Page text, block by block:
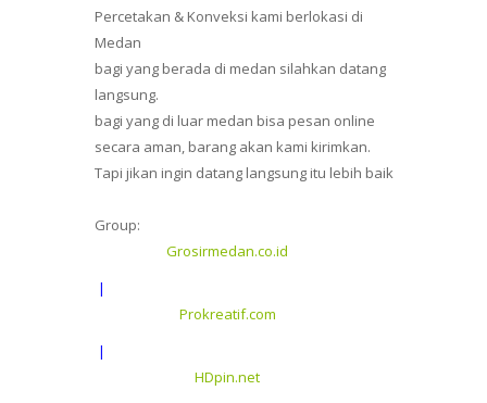
Percetakan & Konveksi kami berlokasi di
Medan
bagi yang berada di medan silahkan datang
langsung.
bagi yang di luar medan bisa pesan online
secara aman, barang akan kami kirimkan.
Tapi jikan ingin datang langsung itu lebih baik
Group:
Grosirmedan.co.id
|
Prokreatif.com
|
HDpin.net